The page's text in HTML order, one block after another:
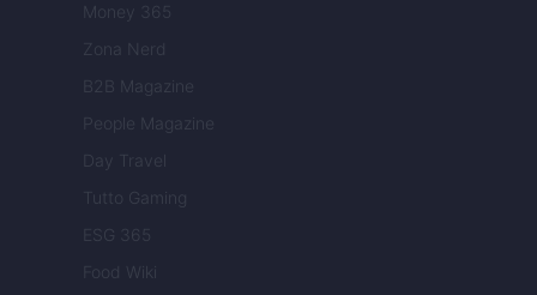
Money 365
Zona Nerd
B2B Magazine
People Magazine
Day Travel
Tutto Gaming
ESG 365
Food Wiki